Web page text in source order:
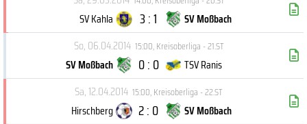
SV Kahla 3 : 1
SV Moßbach
So, 06.04.2014 15:00,Kreisoberliga - 21.ST
SV Moßbach 0 : 0
TSV Ranis
Sa, 12.04.2014 15:00,Kreisoberliga - 22.ST
Hirschberg 2 : 0
SV Moßbach